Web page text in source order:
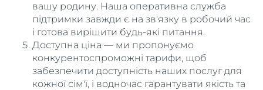
вашу родину. Наша оперативна служба
підтримки завжди є на зв'язку в робочий час
і готова вирішити будь-які питання.
Доступна ціна — ми пропонуємо
конкурентоспроможні тарифи, щоб
забезпечити доступність наших послуг для
кожної сім'ї, і водночас гарантувати якість та